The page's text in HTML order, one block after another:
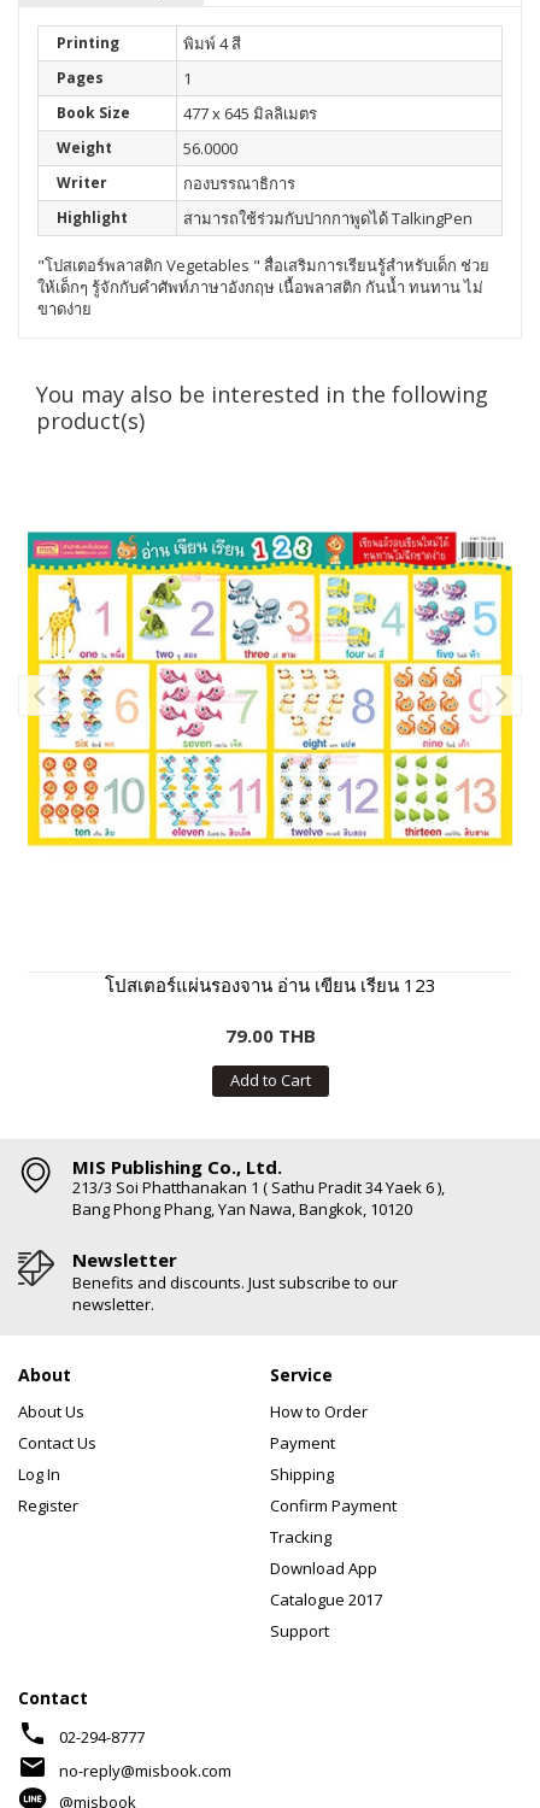
Printing พิมพ์ 4 สี
Pages 1
Book Size 477 x 645 มิลลิเมตร
Weight 56.0000
Writer กองบรรณาธิการ
Highlight สามารถใช้ร่วมกับปากกาพูดได้ TalkingPen
"โปสเตอร์พลาสติก Vegetables " สื่อเสริมการเรียนรู้สำหรับเด็ก ช่วย
ให้เด็กๆ รู้จักกับคำศัพท์ภาษาอังกฤษ เนื้อพลาสติก กันน้ำ ทนทาน ไม่
ขาดง่าย
You may also be interested in the following
product(s)
โปสเตอร์แผ่นรองจาน อ่าน เขียน เรียน 123
79.00 THB
Add to Cart
MIS Publishing Co., Ltd.
213/3 Soi Phatthanakan 1 ( Sathu Pradit 34 Yaek 6 ),
Bang Phong Phang, Yan Nawa, Bangkok, 10120
Newsletter
Benefits and discounts. Just subscribe to our
newsletter.
About
About Us
Contact Us
Log In
Register
Service
How to Order
Payment
Shipping
Confirm Payment
Tracking
Download App
Catalogue 2017
Support
Contact
phone 02-294-8777
mail
no-reply@misbook.com
@misbook